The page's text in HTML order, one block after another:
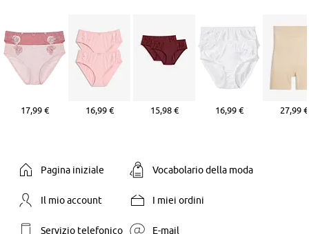
17,99 € 16,99 € 15,98 € 16,99 € 27,99 €
Pagina iniziale Vocabolario della moda
Il mio account I miei ordini
Servizio telefonico E-mail